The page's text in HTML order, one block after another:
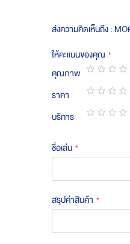
ส่งความคิดเห็นถึง :
ให้คะแนนของคุณ
คุณภาพ
1
star
2
stars
3
stars
4
stars
5
stars
ราคา
1
star
2
stars
3
stars
4
stars
5
stars
บริการ
ชื่อเล่น
สรุปค่าสินค้า